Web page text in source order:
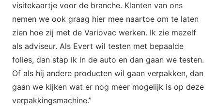
visitekaartje voor de branche. Klanten van ons
nemen we ook graag hier mee naartoe om te laten
zien hoe zij met de Variovac werken. Ik zie mezelf
als adviseur. Als Evert wil testen met bepaalde
folies, dan stap ik in de auto en dan gaan we testen.
Of als hij andere producten wil gaan verpakken, dan
gaan we kijken wat er nog meer mogelijk is op deze
verpakkingsmachine.”